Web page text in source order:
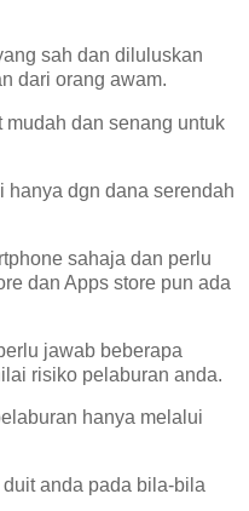
sah dan diluluskan
dari orang awam.
dan senang untuk
hanya dgn dana serendah
sahaja dan perlu
dan Apps store pun ada
jawab beberapa
risiko pelaburan anda.
hanya melalui
anda pada bila-bila